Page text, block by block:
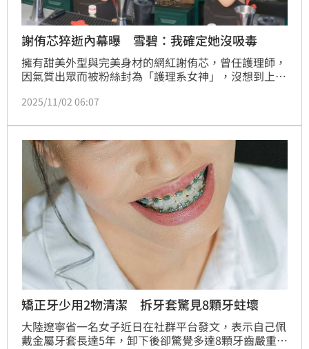
謝侑芯猝逝內幕曝 雪碧：我確定她沒吸毒
擁有甜美外型與完美身材的網紅謝侑芯，曾任護理師，
因氣質出眾而被粉絲封為「護理系女神」，沒想到上月
目前悲痛崩潰，沒想到今《中國報》報導大馬歌手黃明
但地上跟浴缸內沒水漬。對此雪碧也發聲了。
2025/11/02 06:07
矯正牙少用2物清潔 拆牙套驚見8顆牙蛀壞
大陸遼寧省一名女子近日在社群平台發文，表示自己佩
戴金屬牙套長達5年，卸下後卻驚覺多達8顆牙齒嚴重蛀